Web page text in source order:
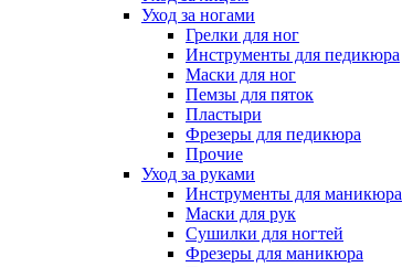
Уход за ногами
Грелки для ног
Инструменты для педикюра
Маски для ног
Пемзы для пяток
Пластыри
Фрезеры для педикюра
Прочие
Уход за руками
Инструменты для маникюра
Маски для рук
Сушилки для ногтей
Фрезеры для маникюра